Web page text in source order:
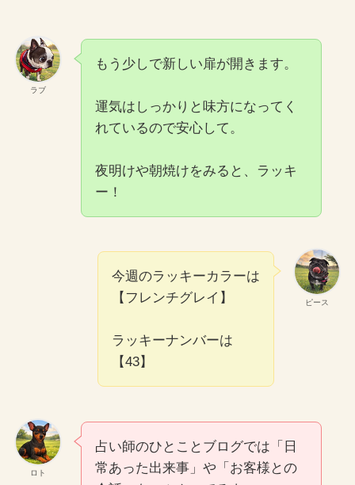
ラブ
もう少しで新しい扉が開きます。
運気はしっかりと味方になってく
れているので安心して。
夜明けや朝焼けをみると、ラッキ
ー！
ピース
今週のラッキーカラーは
【フレンチグレイ】
ラッキーナンバーは
【43】
ロト
占い師のひとことブログでは「日
常あった出来事」や「お客様との